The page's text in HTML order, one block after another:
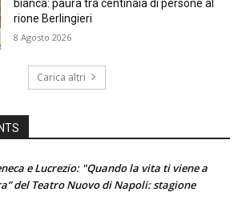
bianca: paura tra centinaia di persone al
rione Berlingieri
8 Agosto 2026
Carica altri
e Lucrezio: "Quando la vita ti viene a
del Teatro Nuovo di Napoli: stagione